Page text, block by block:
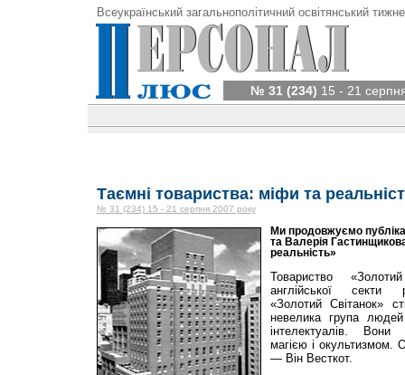
Всеукраїнський загальнополітичний освітянський
№ 31 (234) 15 - 21
Таємні товариства: міфи та
№ 31 (234) 15 - 21 серпня 2007 року
Ми продовжуємо
та Валерія
реальність»
Товариство
англійської секти
«Золотий Світанок»
невелика група людей
інтелектуалів. Вони
магією і окультизмом.
— Він Весткот.